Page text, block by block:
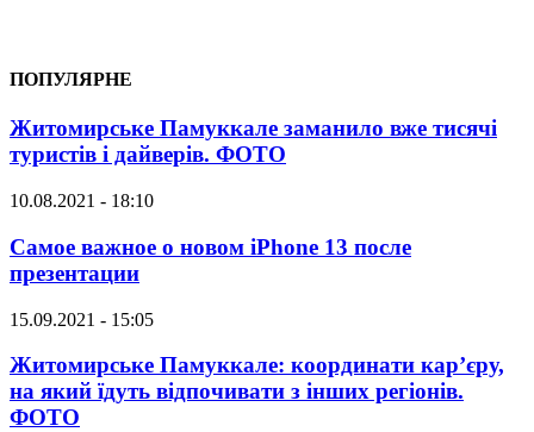
ПОПУЛЯРНЕ
Житомирське Памуккале заманило вже тисячі
туристів і дайверів. ФОТО
10.08.2021 - 18:10
Самое важное о новом iPhone 13 после
презентации
15.09.2021 - 15:05
Житомирське Памуккале: координати кар’єру,
на який їдуть відпочивати з інших регіонів.
ФОТО